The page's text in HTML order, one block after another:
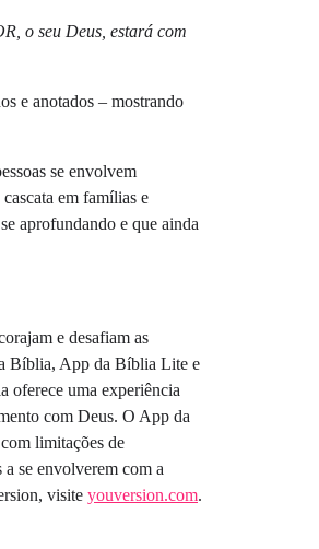
o seu Deus, estará com
e anotados – mostrando
se envolvem
em famílias e
aprofundando e que ainda
e desafiam as
Bíblia, App da Bíblia Lite e
oferece uma experiência
com Deus. O App da
limitações de
se envolverem com a
visite youversion.com.